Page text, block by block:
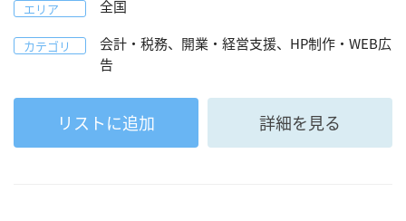
エリア 全国
カテゴリ
会計・税務、開業・経営支援、HP制作・WEB広
告
リストに追加 詳細を見る